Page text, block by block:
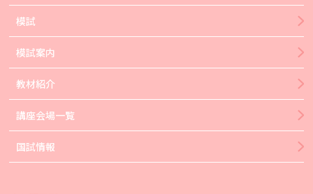
模試
模試案内
教材紹介
講座会場一覧
国試情報